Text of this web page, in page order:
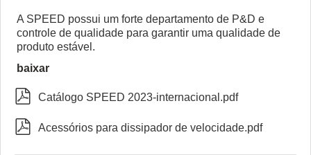
A SPEED possui um forte departamento de P&D e
controle de qualidade para garantir uma qualidade de
produto estável.
baixar
 Catálogo SPEED 2023-internacional.pdf
 Acessórios para dissipador de velocidade.pdf